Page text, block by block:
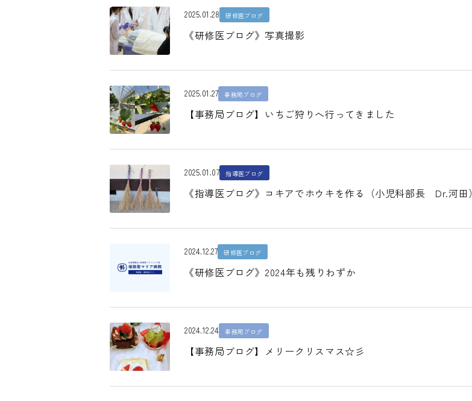
2025.01.28 研修医ブログ
《研修医ブログ》写真撮影
2025.01.27 事務局ブログ
【事務局ブログ】いちご狩りへ行ってきました
2025.01.07 指導医ブログ
《指導医ブログ》コキアでホウキを作る（小児科部長 Dr.河田）
2024.12.27 研修医ブログ
《研修医ブログ》2024年も残りわずか
2024.12.24 事務局ブログ
【事務局ブログ】メリークリスマス☆彡